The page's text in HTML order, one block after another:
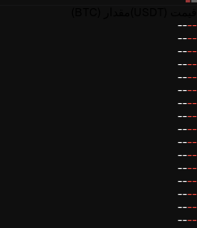
--
--
--
--
--
--
--
--
--
--
--
--
--
--
--
--
--
--
--
--
--
--
--
--
--
--
--
--
--
--
--
--